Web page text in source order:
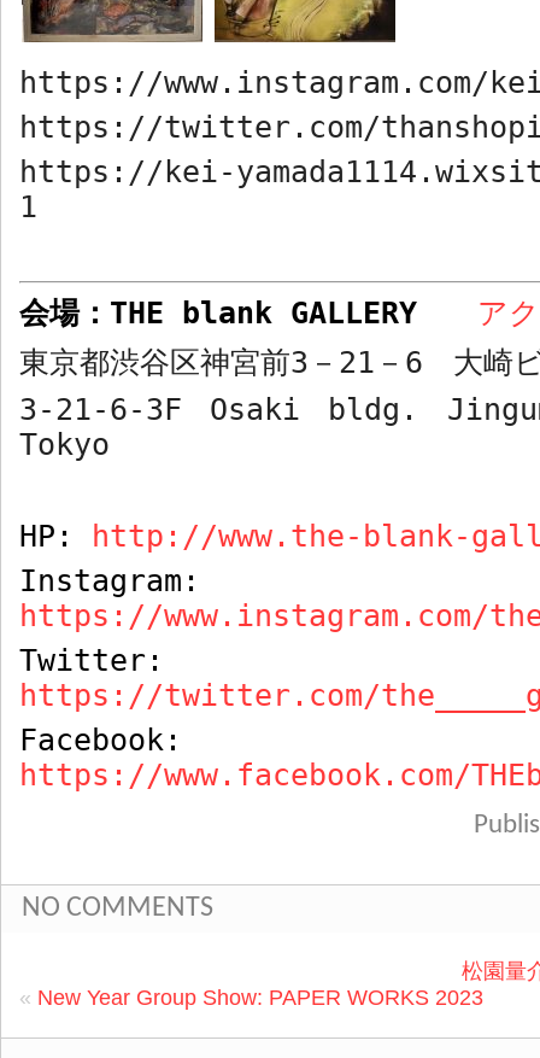
https://www.instagram.com/
https://twitter.com/
https://kei-
1
会場： THE blank GALLERY
ア
東京都渋谷区神宮前3 － 21 － 6 大崎
3-21-6-3F Osaki bldg.
Tokyo
HP:
http://www.the-blank-
Instagram:
https://www.instagram.com/
Twitter:
https://twitter.com/
Facebook:
https://www.facebook.com/
NO COMMENTS
松園量
« New Year Group Show: PAPER WORKS 2023